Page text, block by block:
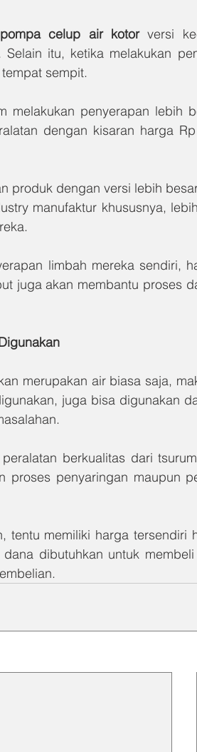
pompa celup air kotor versi
itu, ketika melakukan
sempit.
melakukan penyerapan lebih
dengan kisaran harga
produk dengan versi lebih
manufaktur khususnya,
limbah mereka sendiri,
juga akan membantu proses
merupakan air biasa saja,
juga bisa digunakan
berkualitas dari
proses penyaringan maupun
tentu memiliki harga tersendiri
dibutuhkan untuk membeli